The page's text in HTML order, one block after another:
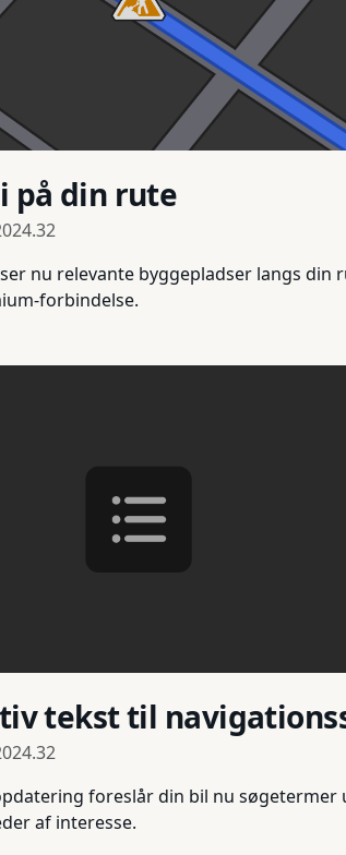
på din rute
nu relevante byggepladser langs din
forbindelse.
tekst til
foreslår din bil nu
af interesse.